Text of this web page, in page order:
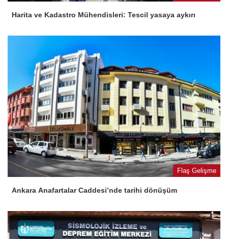
Harita ve Kadastro Mühendisleri: Tescil yasaya aykırı
Flaş Gelişme
Ankara Anafartalar Caddesi’nde tarihi dönüşüm